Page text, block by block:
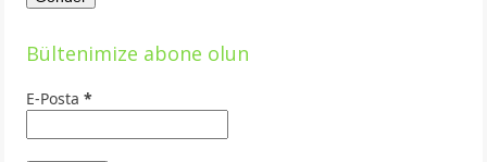
Bültenimize abone olun
E-Posta*